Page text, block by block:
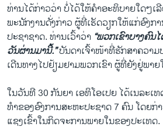
ທ່ານໄດ້ກ່າວວ່າ ບໍ່ໄດ້ໃຫ້ຄຳອະທິບາຍໃດໆ
ພະນັກງານດັ່ງກ່າວ ຜູ້ທີ່ເຮັດວຽກໃຫ້ແກ່ອົງກ
ປະຊາຊາດ. ທ່ານເວົ້າວ່າ “ພວກເຂົາບາງຄົນ
ວັນຜ່ານມານີ້.”ບັນດາເຈົ້າໜ້າທີ່ຮັກສາຄວາມ
ເດີນທາງໄປຢ້ຽມຢາມພວກເຂົາ ຜູ້ທີ່ຍັງຢູ່ພາ
ໃນວັນທີ 30 ກັນຍາ ເອທິໂອເປຍ ໄດ້ເນລະເ
ທຳຂອງອົງການສະຫະປະຊາດ 7 ຄົນ ໂດຍກ່
ແຊງເຂົ້າໃນກິດຈະການພາຍໃນຂອງປະເທດ.